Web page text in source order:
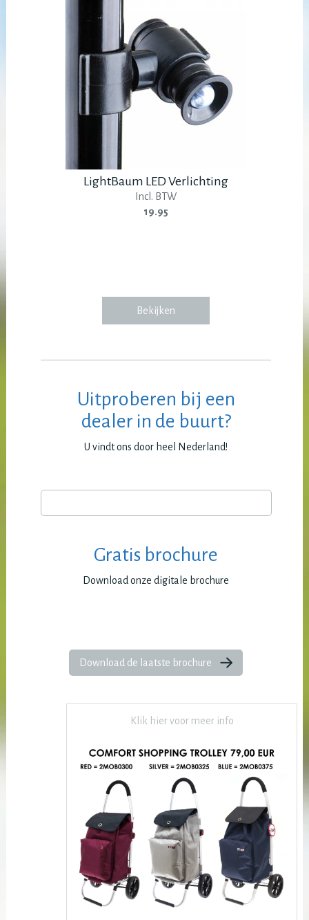
LightBaum LED Verlichting
Incl. BTW
19.95
Bekijken
Uitproberen bij een
dealer in de buurt?
U vindt ons door heel Nederland!
Gratis brochure
Download onze digitale brochure
Download de laatste brochure
Klik hier voor meer info